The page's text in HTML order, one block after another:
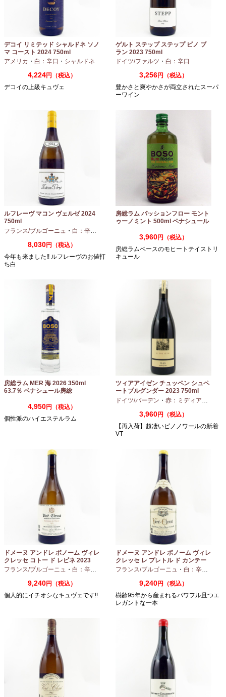
デコイ リミテッド シャルドネ ソノ
マ コースト 2024 750ml
アメリカ ・ 白：辛口 ・ シャルドネ
4,224円（税込）
デコイの上級キュヴェ
ゲルト ステップ ステップ ピノ ブ
ラン 2023 750ml
ドイツ/ファルツ ・ 白：辛口
3,256円（税込）
豊かさと爽やかさが両立されたスーパ
ーワイン
ルフレーヴ マコン ヴェルゼ 2024
750ml
フランス/ブルゴーニュ ・ 白：辛口
8,030円（税込）
今年も来ました!! ルフレーヴのお値打
ち白
房総ラム パッションフロー モント
ゥーノミント 500ml ペナシュール
3,960円（税込）
房総ラムベースのモヒートテイストリ
キュール
房総ラム MER 海 2026 350ml
63.7％ ベナシュール房総
4,950円（税込）
個性派のハイエステルラム
ツィアアイゼン チュッペン シュペ
ートブルグンダー 2023 750ml
ドイツ/バーデン ・ 赤：ミディアムボディ
3,960円（税込）
【再入荷】超凄いピノノワールの新着
VT
ドメーヌ アンドレ ボノーム ヴィレ
クレッセ コトー ド レピネ 2023
750ml
フランス/ブルゴーニュ ・ 白：辛口 シャルドネ
9,240円（税込）
個人的にイチオシなキュヴェです!!
ドメーヌ アンドレ ボノーム ヴィレ
クレッセ レ プレトル ド カンテー
ヌ 2023 750ml
フランス/ブルゴーニュ ・ 白：辛口
9,240円（税込）
樹齢95年から産まれるパワフル且つエ
レガントな一本